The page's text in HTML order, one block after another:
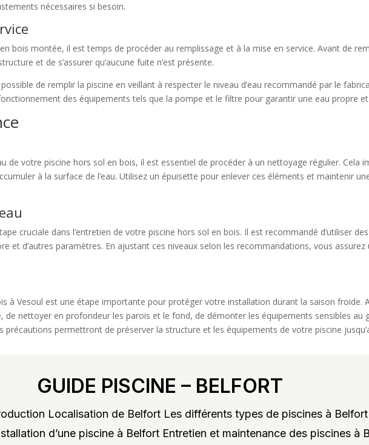
nécessaires si besoin.
bois montée, il est temps de procéder au remplissage et à la mise en service. Avant de
et de s’assurer qu’aucune fuite n’est présente.
de remplir la piscine en veillant à respecter le niveau d’eau recommandé par le
des équipements tels que la pompe et le filtre pour garantir une eau propre et
de votre piscine hors sol en bois, il est essentiel de procéder à un nettoyage régulier. Cela
à la surface de l’eau. Utilisez un épuisette pour enlever ces éléments et maintenir
cruciale dans l’entretien de votre piscine hors sol en bois. Il est recommandé d’utiliser des
et d’autres paramètres. En ajustant ces niveaux selon les recommandations, vous assurez
à Vesoul est une étape importante pour protéger votre installation durant la saison froide.
de nettoyer en profondeur les parois et le fond, de démonter les équipements sensibles au
précautions permettront de préserver la structure et les équipements de votre piscine
GUIDE PISCINE – BELFORT
Localisation de Belfort Les différents types de piscines à
d’une piscine à Belfort Entretien et maintenance des piscines à